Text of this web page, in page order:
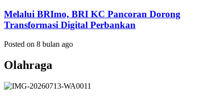
Melalui BRImo, BRI KC Pancoran Dorong
Transformasi Digital Perbankan
Posted on 8 bulan ago
Olahraga